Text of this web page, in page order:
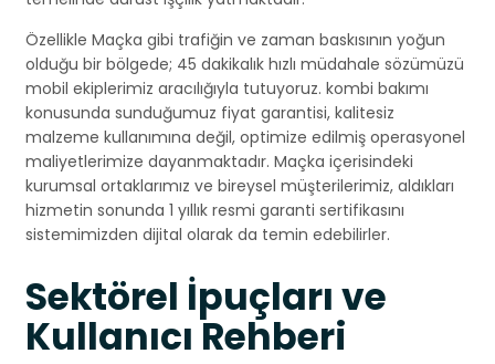
Özellikle Maçka gibi trafiğin ve zaman baskısının yoğun
olduğu bir bölgede; 45 dakikalık hızlı müdahale sözümüzü
mobil ekiplerimiz aracılığıyla tutuyoruz. kombi bakımı
konusunda sunduğumuz fiyat garantisi, kalitesiz
malzeme kullanımına değil, optimize edilmiş operasyonel
maliyetlerimize dayanmaktadır. Maçka içerisindeki
kurumsal ortaklarımız ve bireysel müşterilerimiz, aldıkları
hizmetin sonunda 1 yıllık resmi garanti sertifikasını
sistemimizden dijital olarak da temin edebilirler.
Sektörel İpuçları ve
Kullanıcı Rehberi